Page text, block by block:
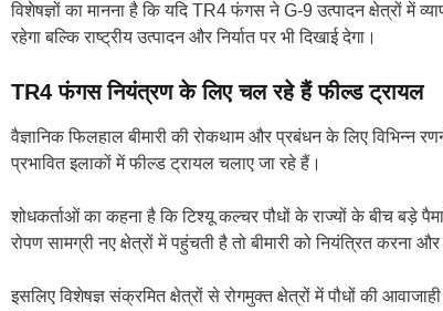
विशेषज्ञों का मानना है कि यदि TR4 फंगस ने G-9 उत्पादन क्षेत्रों में
रहेगा बल्कि राष्ट्रीय उत्पादन और निर्यात पर भी दिखाई देगा।
TR4 फंगस नियंत्रण के लिए चल रहे हैं फील्ड ट्रायल
वैज्ञानिक फिलहाल बीमारी की रोकथाम और प्रबंधन के लिए विभिन्न
प्रभावित इलाकों में फील्ड ट्रायल चलाए जा रहे हैं।
शोधकर्ताओं का कहना है कि टिश्यू कल्चर पौधों के राज्यों के बीच
रोपण सामग्री नए क्षेत्रों में पहुंचती है तो बीमारी को नियंत्रित करना
इसलिए विशेषज्ञ संक्रमित क्षेत्रों से रोगमुक्त क्षेत्रों में पौधों की